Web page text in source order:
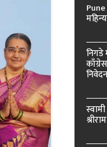
निगडे
निवेदन